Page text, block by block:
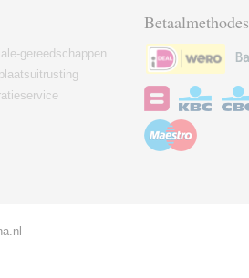
gereedschappen
Betaalmethodes